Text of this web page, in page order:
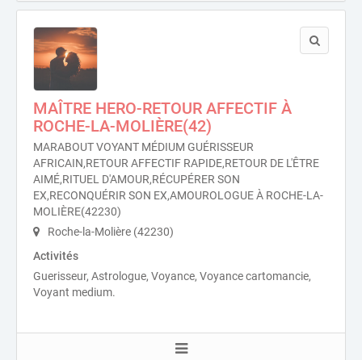
MAÎTRE HERO-RETOUR AFFECTIF À
ROCHE-LA-MOLIÈRE(42)
MARABOUT VOYANT MÉDIUM GUÉRISSEUR
AFRICAIN,RETOUR AFFECTIF RAPIDE,RETOUR DE L'ÊTRE
AIMÉ,RITUEL D'AMOUR,RÉCUPÉRER SON
EX,RECONQUÉRIR SON EX,AMOUROLOGUE À ROCHE-LA-
MOLIÈRE(42230)
Roche-la-Molière (42230)
Activités
Guerisseur, Astrologue, Voyance, Voyance cartomancie,
Voyant medium.